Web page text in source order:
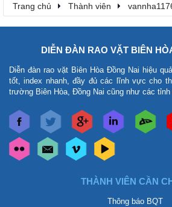
Trang chủ Thành viên
DIỄN ĐÀN RAO VẶT BIÊN
Diễn đàn rao vặt Biên Hòa Đồng Nai hiệu
tốt, index nhanh, đầy đủ các lĩnh vực cho
trường Biên Hòa, Đồng Nai cũng như các tỉnh
THÀNH VIÊN CẦN
Thông báo BQT